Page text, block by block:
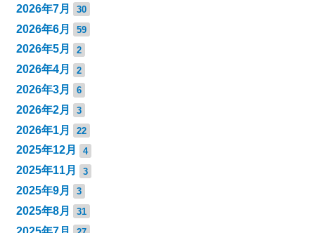
2026年7月 30
2026年6月 59
2026年5月 2
2026年4月 2
2026年3月 6
2026年2月 3
2026年1月 22
2025年12月 4
2025年11月 3
2025年9月 3
2025年8月 31